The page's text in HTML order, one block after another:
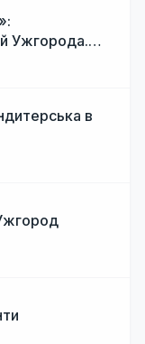
Ужгорода.
затишок
в